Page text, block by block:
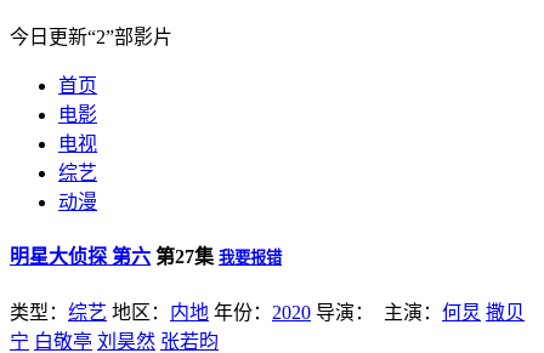
今日更新“2”部影片
首页
电影
电视
综艺
动漫
明星大侦探 第六 第27集 我要报错
类型： 综艺 地区： 内地 年份： 2020 导演： 主演： 何炅 撒贝
宁 白敬亭 刘昊然 张若昀